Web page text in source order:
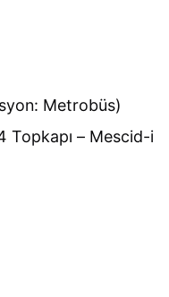
Metrobüs)
Topkapı – Mescid-i